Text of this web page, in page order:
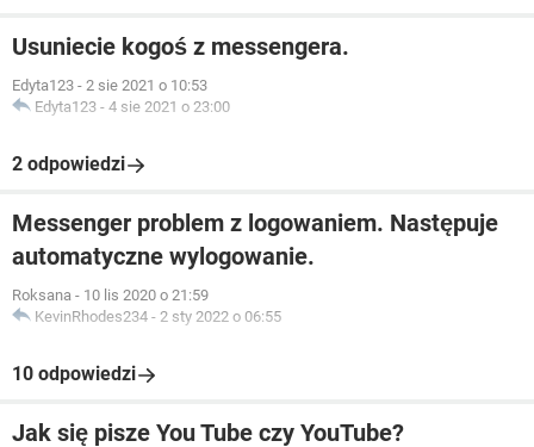
Usuniecie kogoś z messengera.
Edyta123 - 2 sie 2021 o 10:53
Edyta123 - 4 sie 2021 o 23:00
2 odpowiedzi
Messenger problem z logowaniem. Następuje
automatyczne wylogowanie.
Roksana - 10 lis 2020 o 21:59
KevinRhodes234 - 2 sty 2022 o 06:55
10 odpowiedzi
Jak się pisze You Tube czy YouTube?